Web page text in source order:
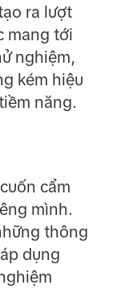
ra lượt
mang tới
nghiệm,
kém hiệu
năng.
cẩm
mình.
thông
dụng